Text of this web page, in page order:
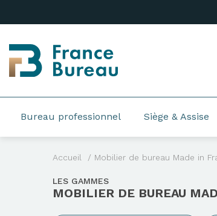
Bureau professionnel Siège & Assise
Accueil Mobilier de bureau Made in
LES GAMMES
MOBILIER DE BUREAU